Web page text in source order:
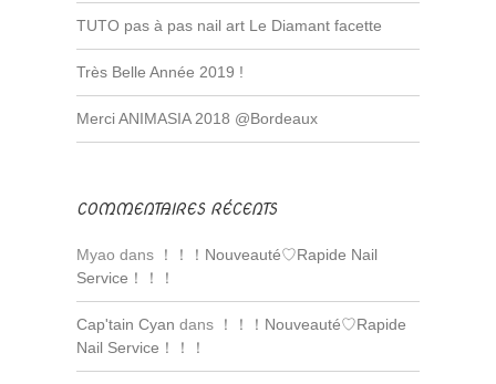
TUTO pas à pas nail art Le Diamant facette
Très Belle Année 2019 !
Merci ANIMASIA 2018 @Bordeaux
COMMENTAIRES RÉCENTS
Myao dans
！！！Nouveauté♡Rapide Nail
Service！！！
Cap'tain Cyan dans
！！！Nouveauté♡Rapide
Nail Service！！！